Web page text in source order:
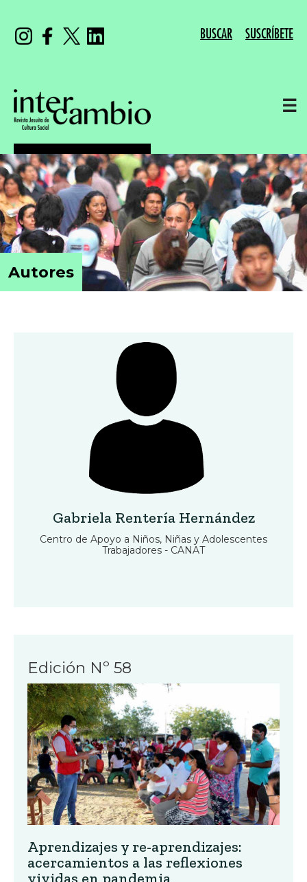
BUSCAR SUSCRÍBETE
☰
Autores
Gabriela Rentería Hernández
Centro de Apoyo a Niños, Niñas y Adolescentes
Trabajadores - CANAT
Edición Nº 58
Aprendizajes y re-aprendizajes:
acercamientos a las reflexiones
vividas en pandemia